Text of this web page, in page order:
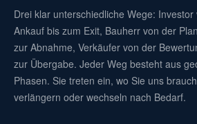
Drei klar unterschiedliche Wege: Investor
Ankauf bis zum Exit, Bauherr von der
zur Abnahme, Verkäufer von der
zur Übergabe. Jeder Weg besteht aus
Phasen. Sie treten ein, wo Sie uns
verlängern oder wechseln nach Bedarf.